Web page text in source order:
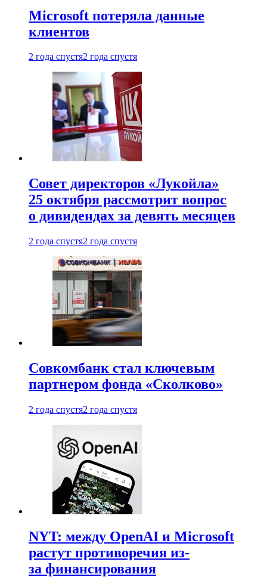
Microsoft потеряла данные
клиентов
2 года спустя2 года спустя
Совет директоров «Лукойла»
25 октября рассмотрит вопрос
о дивидендах за девять месяцев
2 года спустя2 года спустя
Совкомбанк стал ключевым
партнером фонда «Сколково»
2 года спустя2 года спустя
NYT: между OpenAI и Microsoft
растут противоречия из-
за финансирования